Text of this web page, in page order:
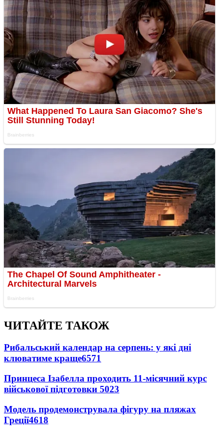
ЧИТАЙТЕ ТАКОЖ
Рибальський календар на серпень: у які дні
клюватиме краще6571
Принцеса Ізабелла проходить 11-місячний курс
військової підготовки 5023
Модель продемонструвала фігуру на пляжах
Греції4618